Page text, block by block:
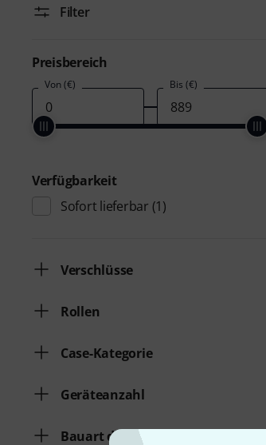
Filter
Preisbereich
Von (€) Bis (€)
Verfügbarkeit
Sofort lieferbar (1)
Verschlüsse
Rollen
Case-Kategorie
Geräteanzahl
Bauart der Unterteilung